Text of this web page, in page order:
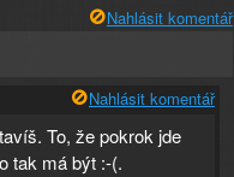
Nahlásit komentář
Nahlásit komentář
To, že pokrok jde
tak má být :-(.